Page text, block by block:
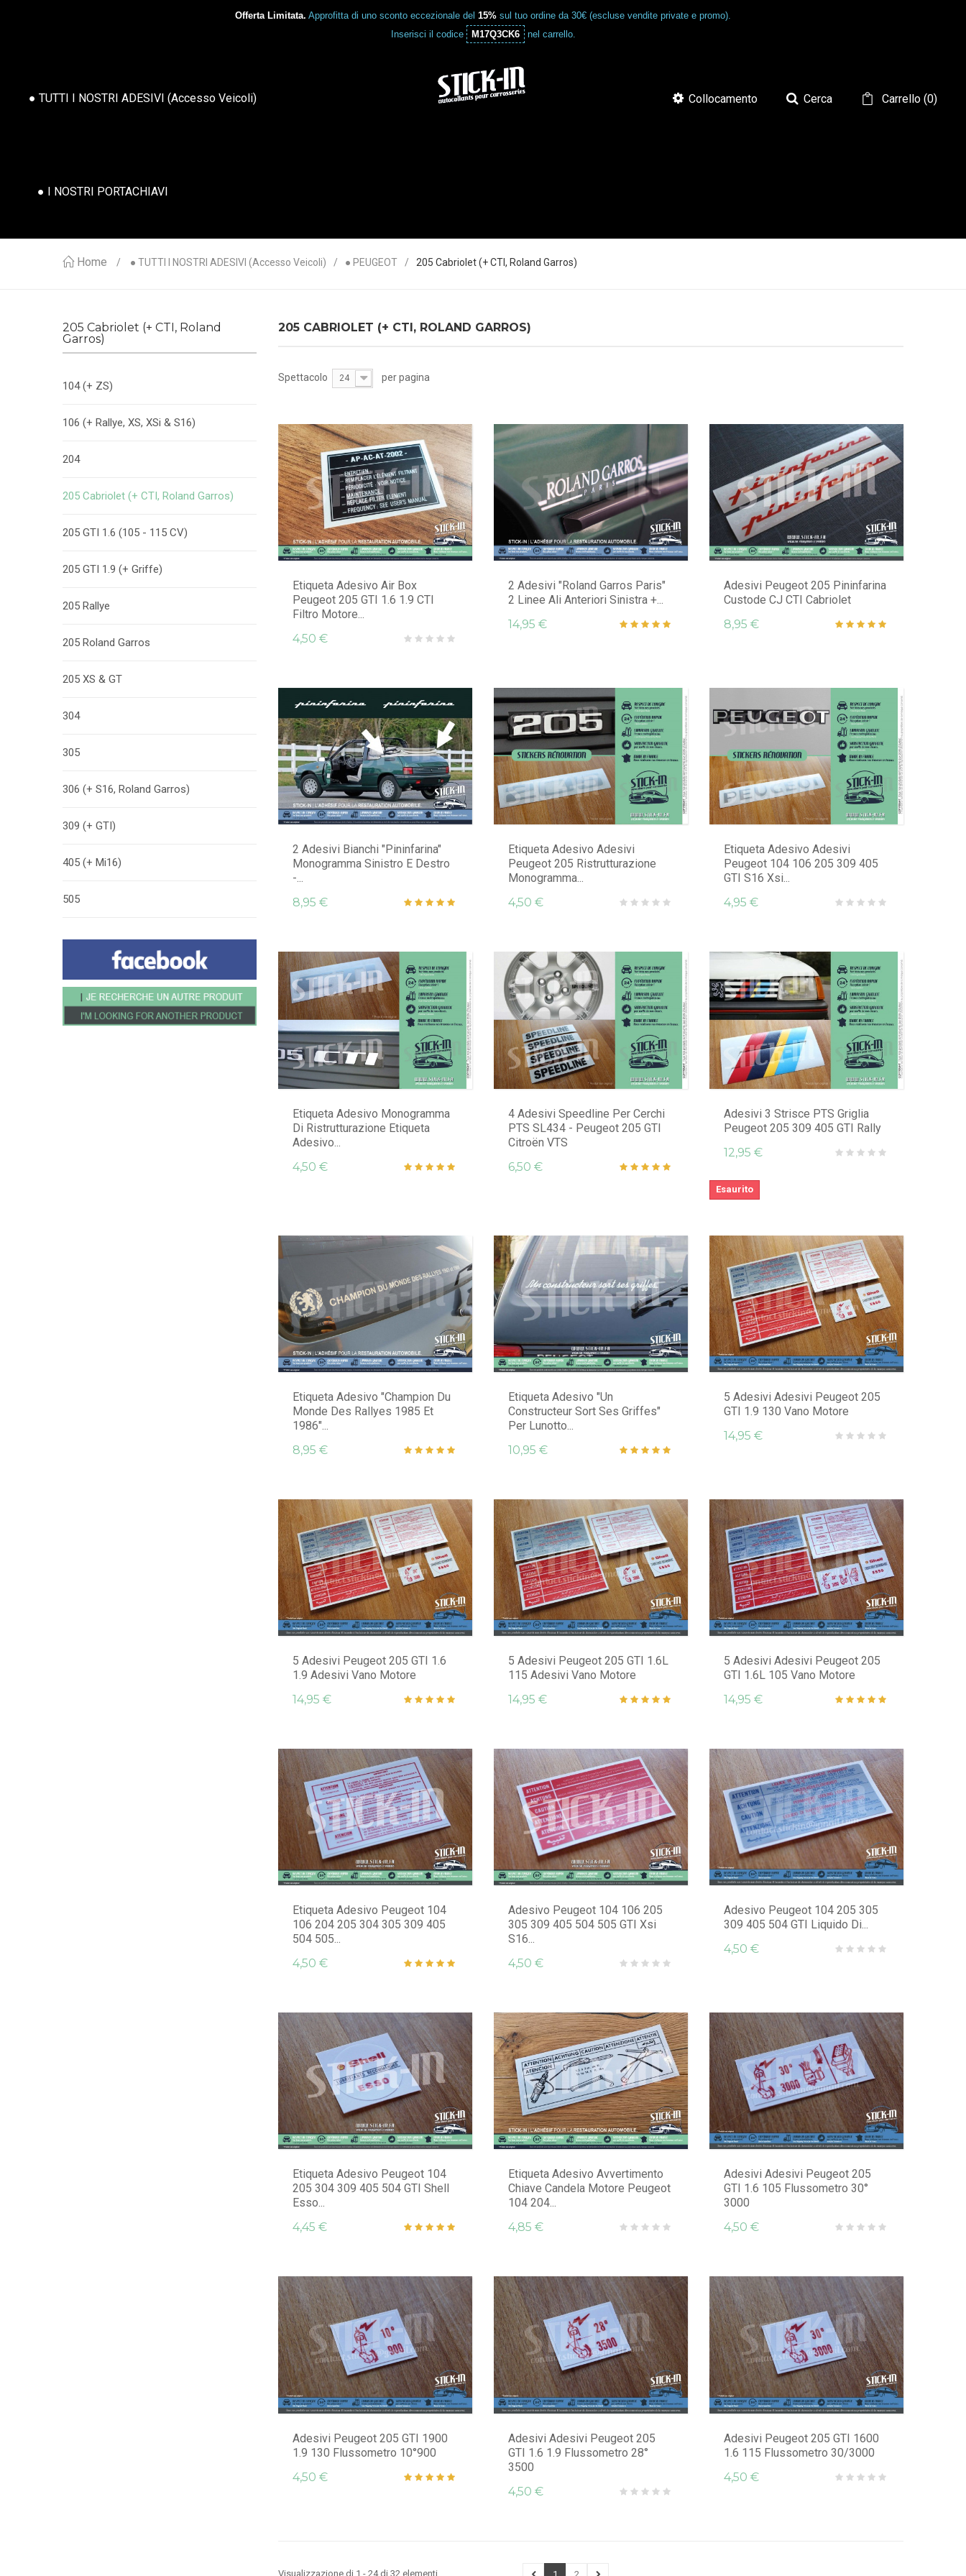
Offerta Limitata. Approfitta di uno sconto eccezionale del 15% sul tuo ordine da 30€ (escluse vendite private e promo).
Inserisci il codice
M17Q3CK6 nel carrello.
● TUTTI I NOSTRI ADESIVI (accesso Veicoli)
● I NOSTRI PORTACHIAVI
Carrello(0)
Cerca
Collocamento
Home ● TUTTI I NOSTRI ADESIVI (accesso Veicoli) ● PEUGEOT 205 Cabriolet (+ CTI, Roland Garros)
205 Cabriolet (+ CTI, Roland
Garros)
104 (+ ZS)
106 (+ Rallye, XS, XSi & S16)
204
205 Cabriolet (+ CTI, Roland Garros)
205 GTI 1.6 (105 - 115 CV)
205 GTI 1.9 (+ Griffe)
205 Rallye
205 Roland Garros
205 XS & GT
304
305
306 (+ S16, Roland Garros)
309 (+ GTI)
405 (+ Mi16)
505
205 CABRIOLET (+ CTI, ROLAND GARROS)
Spettacolo 24 per pagina
Etiqueta Adesivo Air Box
Peugeot 205 GTI 1.6 1.9 CTI
Filtro Motore...
4,50 €
2 Adesivi "Roland Garros Paris"
2 Linee Ali Anteriori Sinistra +...
14,95 €
Adesivi Peugeot 205 Pininfarina
Custode CJ CTI Cabriolet
8,95 €
2 Adesivi Bianchi "Pininfarina"
Monogramma Sinistro E Destro
-...
8,95 €
Etiqueta Adesivo Adesivi
Peugeot 205 Ristrutturazione
Monogramma...
4,50 €
Etiqueta Adesivo Adesivi
Peugeot 104 106 205 309 405
GTI S16 Xsi...
4,95 €
Etiqueta Adesivo Monogramma
Di Ristrutturazione Etiqueta
Adesivo...
4,50 €
4 Adesivi Speedline Per Cerchi
PTS SL434 - Peugeot 205 GTI
Citroën VTS
6,50 €
Adesivi 3 Strisce PTS Griglia
Peugeot 205 309 405 GTI Rally
12,95 €
Esaurito
Etiqueta Adesivo "Champion Du
Monde Des Rallyes 1985 Et
1986"...
8,95 €
Etiqueta Adesivo "Un
Constructeur Sort Ses Griffes"
Per Lunotto...
10,95 €
5 Adesivi Adesivi Peugeot 205
GTI 1.9 130 Vano Motore
14,95 €
5 Adesivi Peugeot 205 GTI 1.6
1.9 Adesivi Vano Motore
14,95 €
5 Adesivi Peugeot 205 GTI 1.6L
115 Adesivi Vano Motore
14,95 €
5 Adesivi Adesivi Peugeot 205
GTI 1.6L 105 Vano Motore
14,95 €
Etiqueta Adesivo Peugeot 104
106 204 205 304 305 309 405
504 505...
4,50 €
Adesivo Peugeot 104 106 205
305 309 405 504 505 GTI Xsi
S16...
4,50 €
Adesivo Peugeot 104 205 305
309 405 504 GTI Liquido Di...
4,50 €
Etiqueta Adesivo Peugeot 104
205 304 309 405 504 GTI Shell
Esso...
4,45 €
Etiqueta Adesivo Avvertimento
Chiave Candela Motore Peugeot
104 204...
4,85 €
Adesivi Adesivi Peugeot 205
GTI 1.6 105 Flussometro 30°
3000
4,50 €
Adesivi Peugeot 205 GTI 1900
1.9 130 Flussometro 10°900
4,50 €
Adesivi Adesivi Peugeot 205
GTI 1.6 1.9 Flussometro 28°
3500
4,50 €
Adesivi Peugeot 205 GTI 1600
1.6 115 Flussometro 30/3000
4,50 €
1 2
Visualizzazione di 1 - 24 di 32 elementi